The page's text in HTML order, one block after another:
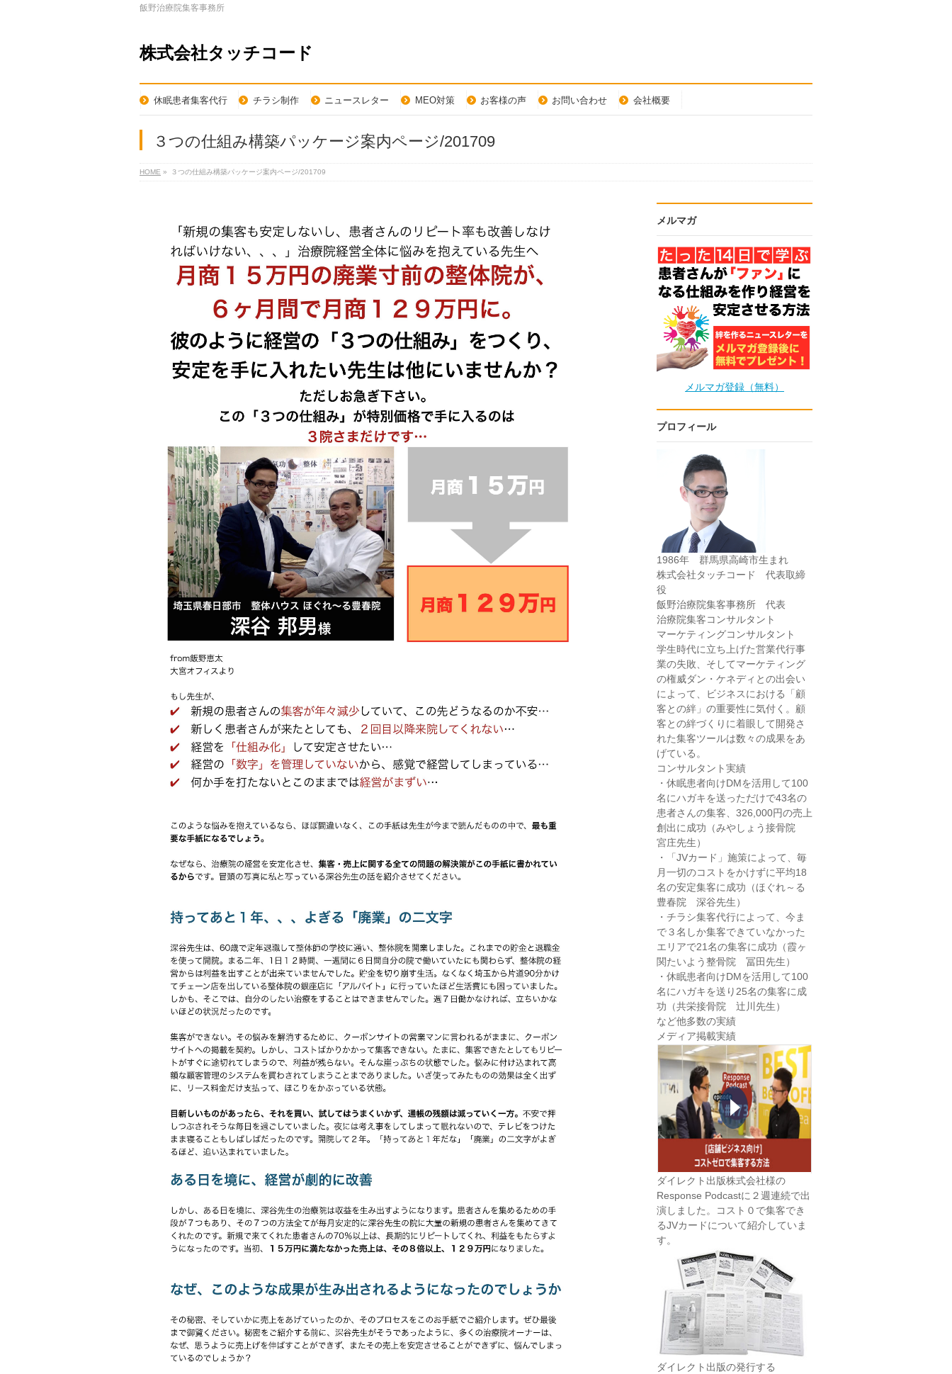
飯野治療院集客事務所
株式会社タッチコード
休眠患者集客代行 チラシ制作 ニュースレター MEO対策 お客様の声 お問い合わせ 会社概要
３つの仕組み構築パッケージ案内ページ/201709
HOME » ３つの仕組み構築パッケージ案内ページ/201709
メルマガ
メルマガ登録（無料）
プロフィール
1986年 群馬県高崎市生まれ
株式会社タッチコード 代表取締
役
飯野治療院集客事務所 代表
治療院集客コンサルタント
マーケティングコンサルタント
学生時代に立ち上げた営業代行事
業の失敗、そしてマーケティング
の権威ダン・ケネディとの出会い
によって、ビジネスにおける「顧
客との絆」の重要性に気付く。顧
客との絆づくりに着眼して開発さ
れた集客ツールは数々の成果をあ
げている。
コンサルタント実績
・休眠患者向けDMを活用して100
名にハガキを送っただけで43名の
患者さんの集客、326,000円の売上
創出に成功（みやしょう接骨院
宮庄先生）
・「JVカード」施策によって、毎
月一切のコストをかけずに平均18
名の安定集客に成功（ほぐれ～る
豊春院 深谷先生）
・チラシ集客代行によって、今ま
で３名しか集客できていなかった
エリアで21名の集客に成功（霞ヶ
関たいよう整骨院 冨田先生）
・休眠患者向けDMを活用して100
名にハガキを送り25名の集客に成
功（共栄接骨院 辻川先生）
など他多数の実績
メディア掲載実績
ダイレクト出版株式会社様の
Response Podcastに２週連続で出
演しました。コスト０で集客でき
るJVカードについて紹介していま
す。
ダイレクト出版の発行する